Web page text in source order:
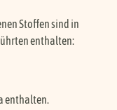
Stoffen sind in
enthalten:
enthalten.